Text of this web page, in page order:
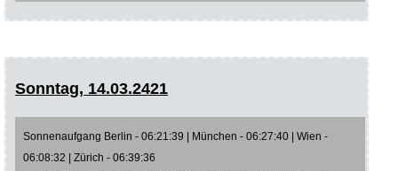
Sonntag, 14.03.2421
Sonnenaufgang Berlin - 06:21:39 | München - 06:27:40 | Wien -
06:08:32 | Zürich - 06:39:36